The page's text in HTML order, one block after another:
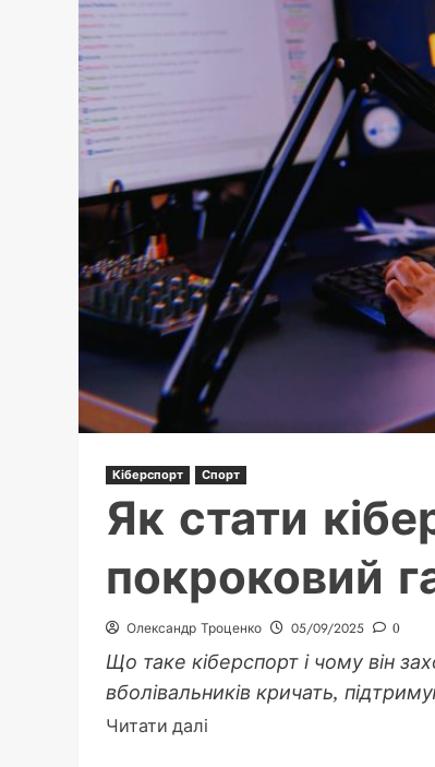
Кіберспорт Спорт
Як стати
покроковий
Олександр Троценко 05/09/2025 0
Що таке кіберспорт і чому він
вболівальників кричать,
Читати далі